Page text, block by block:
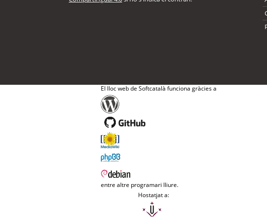
El lloc web de Softcatalà funciona gràcies a
entre altre programari lliure.
Hostatjat a: